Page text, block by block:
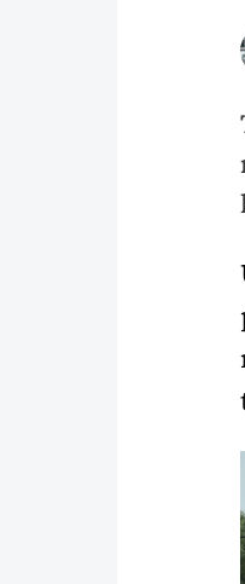
An ninh
Chất lượng